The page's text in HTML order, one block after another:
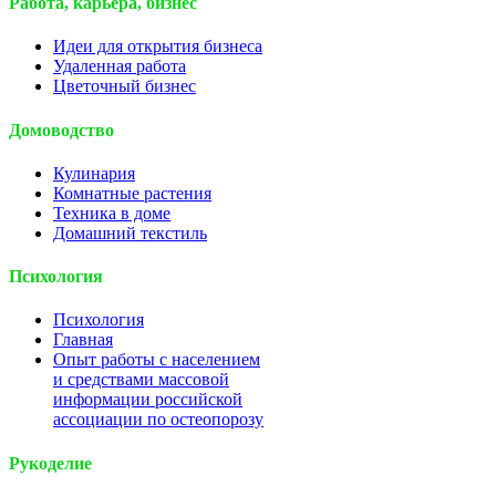
Идеи для открытия бизнеса
Удаленная работа
Цветочный бизнес
Домоводство
Кулинария
Комнатные растения
Техника в доме
Домашний текстиль
Психология
Психология
Главная
Опыт работы с населением
и средствами массовой
информации российской
ассоциации по остеопорозу
Рукоделие